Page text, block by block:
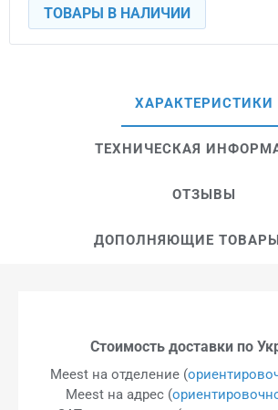
ТОВАРЫ В НАЛИЧИИ
ХАРАКТЕРИСТИКИ
ТЕХНИЧЕСКАЯ
ОТЗЫВЫ
ДОПОЛНЯЮЩИЕ
Стоимость доставки по
Meest на отделение (
Meest на адрес (